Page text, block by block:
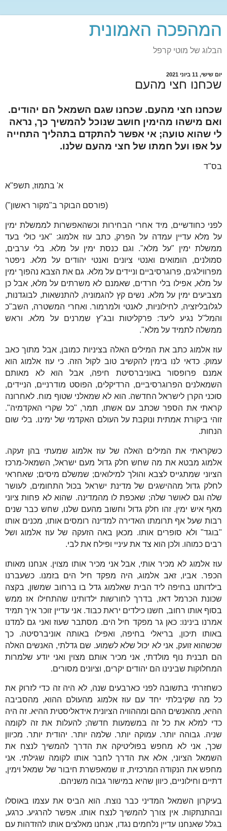
המהפכה האמונית
הבלוג של מוטי קרפל
יום שישי, 11 ביוני 2021
שכחנו חצי מהעם
שכחנו חצי מהעם. שכחנו שגם השמאל הם יהודים.
ואם מישהו מהימין חושב שנוכל להמשיך כך, נראה
לי שהוא טועה; אי אפשר להתקדם בתהליך התחייה
על אפו ועל חמתו של חצי מהעם שלנו.
בס"ד
א' בתמוז, תשפ"א
(פורסם הבוקר ב"מקור ראשון")
לפני כחודשיים, מיד אחרי הבחירות וכשהאפשרות לממשלת ימין
על מלא עדיין עמדה על הפרק, כתב עוז אלמוג: "אני כולי בעד
ממשלת ימין "על מלא". וגם כנסת ימין על מלא. בלי ערבים,
סמולנים, הומואים ואנטי ציונים ואנטי יהודים על מלא. ניפטר
מפרווילגים, פרוגרסיביים וניידים על מלא. גם את הצבא נהפוך ימין
על מלא, אפילו בלי חרדים, שאמנם לא משרתים על מלא, אבל כן
מצביעים ימין על מלא. נשים קץ להגמוניה, להתנשאות, לבוגדנות,
לגלובליזציה, לחילוניות, לאנטי ולמרמור. ואחרי המשטרה, השב"כ
והמל"ל נגיע ליעד: פרקליטות ובג"ץ שמרנים על מלא. וראש
ממשלה לתמיד על מלא".
עוז אלמוג כתב את המילים האלה בציניות כמובן, אבל מתוך כאב
עמוק. כדאי לנו בימין להקשיב טוב לקול הזה. כי עוז אלמוג הוא
אמנם פרופסור באוניברסיטת חיפה, אבל הוא לא מאותם
השמאלנים הפרוגרסיביים, הרדיקלים, הפוסט מודרניים, הניידים,
סוכני הקרן לישראל החדשה. הוא לא שמאלני שטוף מוח. לאחרונה
קראתי את הספר שכתב עם אשתו, תמר, "כל שקרי האקדמיה".
זוהי ביקורת אמתית ונוקבת על העולם האקדמי של ימינו. בלי שום
הנחות.
כשקראתי את המילים האלה של עוז אלמוג שמעתי בהן זעקה.
אלמוג מבטא את מה שחש חלק גדול מעם ישראל, השמאל-מרכז
הציוני שמתגייס לצבא והולך למילואים; שמשלם מיסים; שאחראי
לחלק גדול מההישגים של מדינת ישראל בכול התחומים, לעושר
שלה וגם לאושר שלה; שאכפת לו מהמדינה. שהוא לא פחות ציוני
מאף איש ימין. זהו חלק גדול וחשוב מהעם שלנו, שחש כבר שנים
רבות שעל אף תרומתו האדירה למדינה רומסים אותו, מכנים אותו
"בוגד" ולא סופרים אותו. מכאן באה הזעקה של עוז אלמוג ושל
רבים כמוהו. ולכן הוא צד את עיניי ופילח את לבי.
עוז אלמוג לא מכיר אותי, אבל אני מכיר אותו מצוין. אנחנו מאותו
הכפר. אביו, זאב אלמוג, היה מפקד חיל הים בזמנו. כשעברנו
בילדותנו בחיפה ליד הבית שאלמוג גדל בו ברחוב שמשון, בקצה
שכונת הכרמל דאז, בדרך לחורשות ילדותינו שהתחילו אז ממש
בסוף אותו רחוב, חשנו כילדים יראת כבוד. אני עדיין זוכר איך תמיד
אמרנו בינינו: כאן גר מפקד חיל הים. מסתבר שעוז ואני גם למדנו
באותו תיכון, בריאלי בחיפה, ואפילו באותה אוניברסיטה. כך
שכשהוא זועק, אני לא יכול שלא לשמוע. שם גדלתי, האנשים האלה
הם תבנית נוף מולדתי, אני מכיר אותם מצוין ואני יודע שלמרות
המחלוקות שבינינו הם יהודים יקרים, וציונים מסורים.
כשחזרתי בתשובה לפני כארבעים שנה, לא היה זה כדי לזרוק את
כל מה שקיבלתי יחד עם עוז אלמוג מהעולם ההוא, מהסביבה
ההיא, מהאנשים ההם ומההוויה הציונית אידאליסטית ההיא. זה היה
כדי למלא את כל זה במשמעות חדשה; להעלות את זה לקומה
שניה. גבוהה יותר. עמוקה יותר. שלמה יותר. יהודית יותר. מכיוון
שכך, אני לא מחפש בפוליטיקה את הדרך להמשיך לנצח את
השמאל הציוני, אלא את הדרך לחבר אותו לקומה שגילתי. אני
מחפש את הנקודה המרכזית, זו שמאפשרת חיבור של שמאל וימין,
דתיים וחילוניים, כיוון שהיא במישור גבוה משניהם.
בעיקרון השמאל המדיני כבר נוצח. הוא הביס את עצמו באוסלו
ובהתנתקות. אין צורך להמשיך לנצח אותו. אפשר להרגיע. כרגע,
בגלל שאנחנו עדיין נלחמים נגדו, אנחנו מאלצים אותו להזדהות עם